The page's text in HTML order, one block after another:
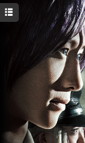
ニュース
チケット＆日程
ライブビューイ
キャスト＆スタ
ストーリー
Q&A